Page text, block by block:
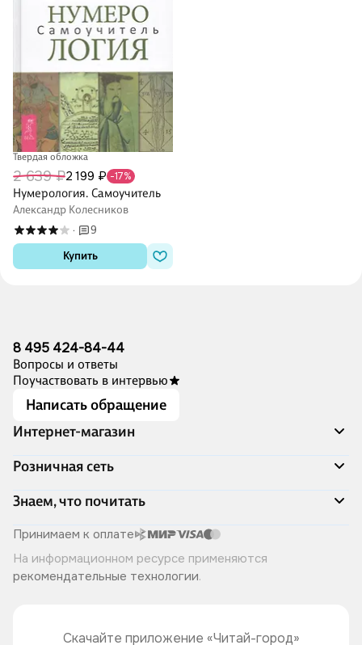
Твердая обложка
2 639 ₽2 199 ₽ -17%
Нумерология. Самоучитель
Александр Колесников
·
9
Купить
8 495 424-84-44
Вопросы и ответы
Поучаствовать в интервью
Написать обращение
Интернет-магазин
Акции
Доставка и оплата
Программа лояльности
Подарочные сертификаты
Правила продажи
Политика конфиденциальности
Розничная сеть
Адреса магазинов
Книжный Дозор
О компании
Читай-город для бизнеса
Хотите у нас работать?
Знаем, что почитать
Скоро в продаже
Лучшие из лучших
Читай-журнал
Принимаем к оплате
На информационном ресурсе применяются
рекомендательные технологии.
Скачайте приложение «Читай-город»